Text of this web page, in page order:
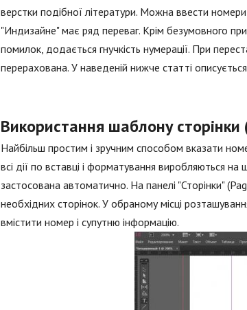
верстки подібної літератури. Можна ввести
"Индизайне" має ряд переваг. Крім безумовного
помилок, додається гнучкість нумерації. При
перерахована. У наведеній нижче статті
Використання шаблону
Найбільш простим і зручним способом вказати
всі дії по вставці і форматування виробляються
застосована автоматично. На панелі "Сторінки"
необхідних сторінок. У обраному місці
вмістити номер і супутню інформацію.